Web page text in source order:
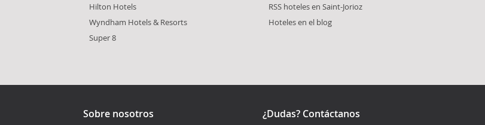
Hilton Hotels
Wyndham Hotels & Resorts
Super 8
RSS hoteles en Saint-Jorioz
Hoteles en el blog
Sobre nosotros ¿Dudas? Contáctanos